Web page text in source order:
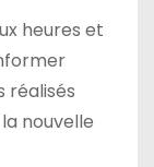
heures et
réalisés
nouvelle